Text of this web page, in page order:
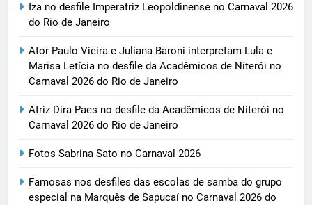
Iza no desfile Imperatriz Leopoldinense no Carnaval 2026
do Rio de Janeiro
Ator Paulo Vieira e Juliana Baroni interpretam Lula e
Marisa Letícia no desfile da Acadêmicos de Niterói no
Carnaval 2026 do Rio de Janeiro
Atriz Dira Paes no desfile da Acadêmicos de Niterói no
Carnaval 2026 do Rio de Janeiro
Fotos Sabrina Sato no Carnaval 2026
Famosas nos desfiles das escolas de samba do grupo
especial na Marquês de Sapucaí no Carnaval 2026 do